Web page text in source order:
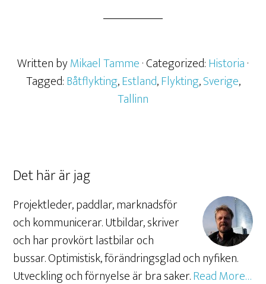
Written byMikael Tamme· Categorized:Historia·
Tagged:Båtflykting,Estland,Flykting,Sverige,
Tallinn
Det här är jag
Projektleder, paddlar, marknadsför
och kommunicerar. Utbildar, skriver
och har provkört lastbilar och
bussar. Optimistisk, förändringsglad och nyfiken.
Utveckling och förnyelse är bra saker.Read More…